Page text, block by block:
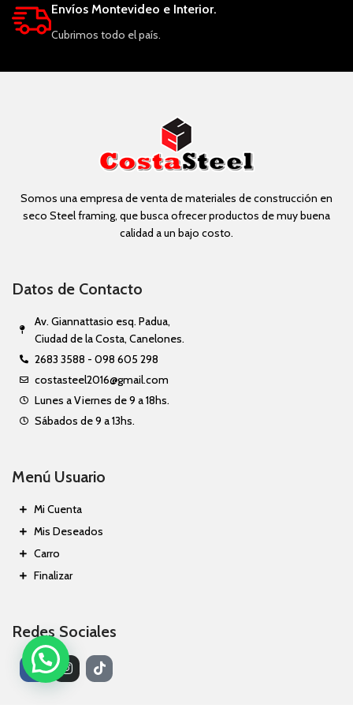
Envíos Montevideo e Interior.
Cubrimos todo el país.
Somos una empresa de venta de materiales de construcción en
seco Steel framing, que busca ofrecer productos de muy buena
calidad a un bajo costo.
Datos de Contacto
Av. Giannattasio esq. Padua,
Ciudad de la Costa, Canelones.
2683 3588 - 098 605 298
costasteel2016@gmail.com
Lunes a Viernes de 9 a 18hs.
Sábados de 9 a 13hs.
Menú Usuario
Mi Cuenta
Mis Deseados
Carro
Finalizar
Redes Sociales